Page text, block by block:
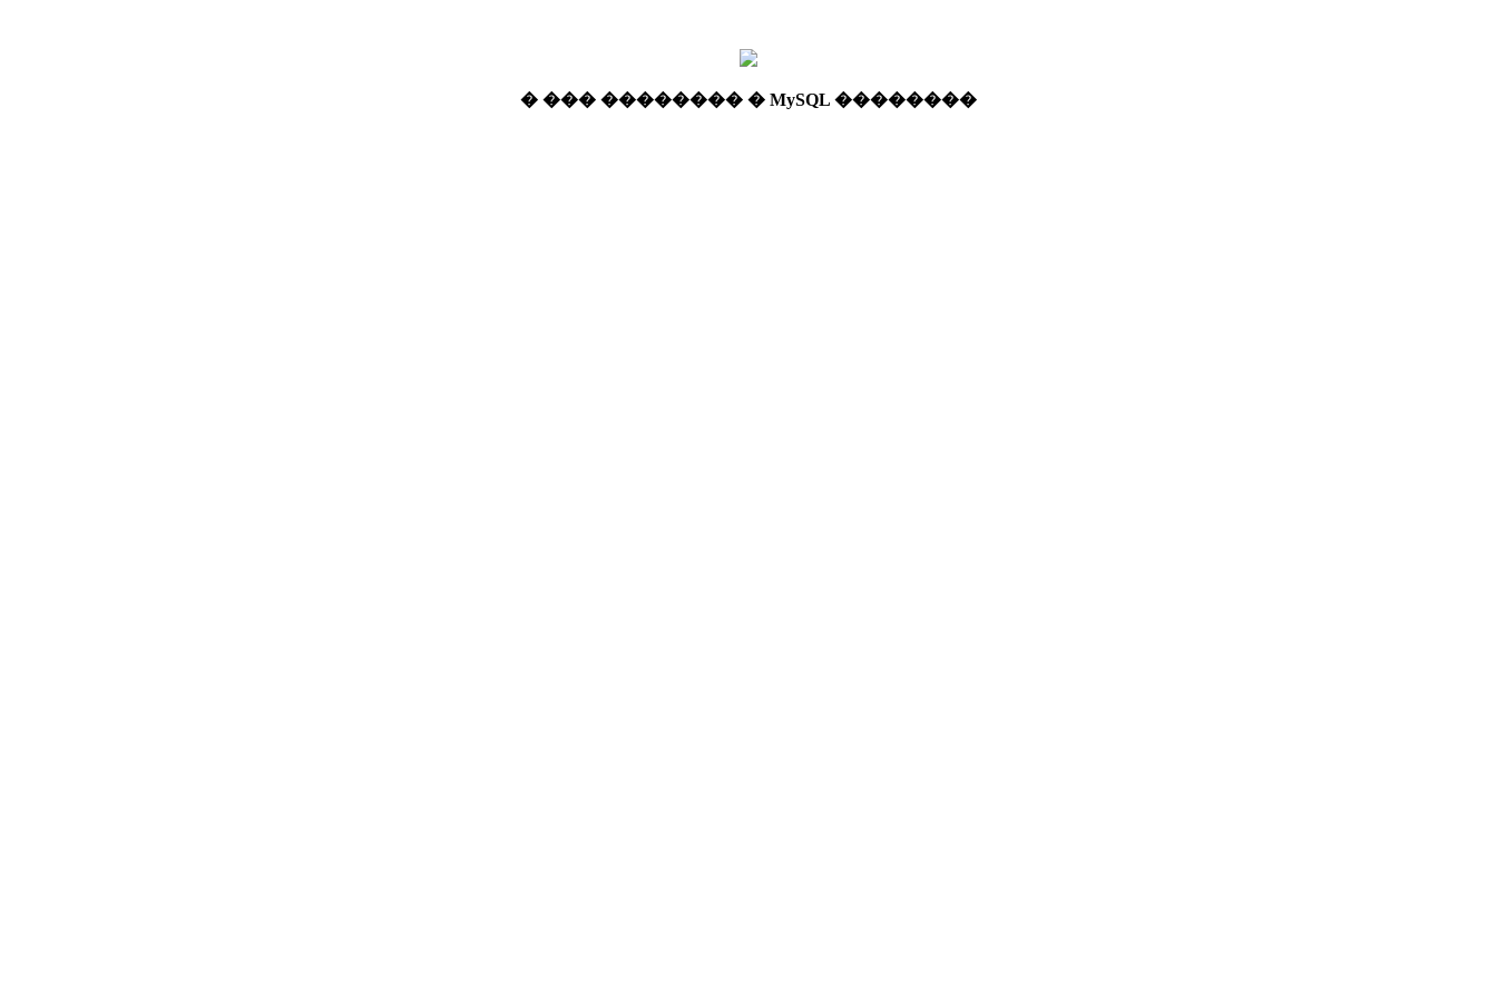
� ��� �������� � MySQL ��������